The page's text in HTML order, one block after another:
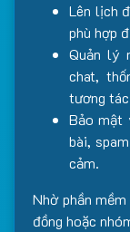
Lên lịch
phù hợp
Quản lý
chat,
tương
Bảo mật
bài,
cảm.
Nhờ phần
đồng hoặc